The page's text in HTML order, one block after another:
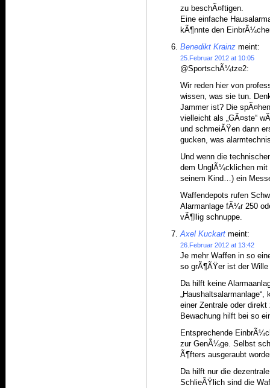
zu beschÃ¤ftigen.
Eine einfache
kÃ¶nnte den
Benedikt Krainz meint:
25.Februar 2012 at 10:05
@SportschÃ¼tze2:
Wir reden hier von
wissen, was sie tun.
Jammer ist? Die
vielleicht als „GÃ¤ste“
und schmeiÃŸen dann
gucken, was
Und wenn die
dem UnglÃ¼cklichen mit
seinem Kind…) ein
Waffendepots rufen
Alarmanlage fÃ¼r 250
vÃ¶llig schnuppe.
Axel Kuckart meint:
26.Februar 2012 at 13:42
Je mehr Waffen in so
so grÃ¶ÃŸer ist der
Da hilft keine
einer Zentrale oder
Bewachung hilft bei so
Entsprechende
zur GenÃ¼ge. Selbst
Ã¶fters ausgeraubt
Da hilft nur die
SchlieÃŸlich sind die